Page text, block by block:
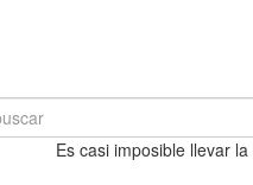
Es casi imposible llevar